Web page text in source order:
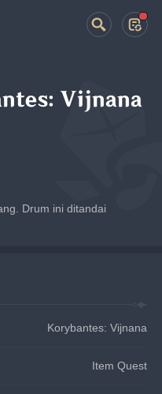
Vijnana
Drum ini ditandai
Korybantes: Vijnana
Item Quest